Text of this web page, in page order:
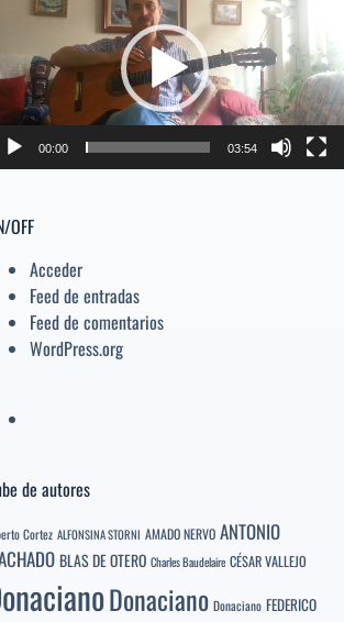
disminuir
volumen.
00:00 03:54
OFF
Acceder
Feed de entradas
Feed de comentarios
WordPress.org
de autores
Cortez ALFONSINA STORNI AMADO NERVO ANTONIO
BLAS DE OTERO Charles Baudelaire CÉSAR VALLEJO
Donaciano Donaciano FEDERICO